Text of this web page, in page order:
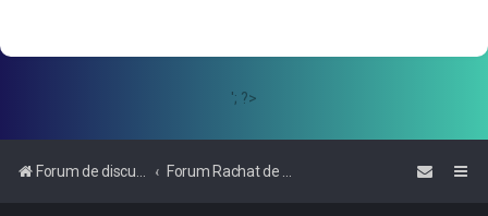
'; ?>
Forum de discussions sur le Regroupement de Crédits et le Rachat de Crédits